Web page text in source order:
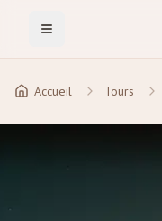
Toggle Menu
Accueil Tours